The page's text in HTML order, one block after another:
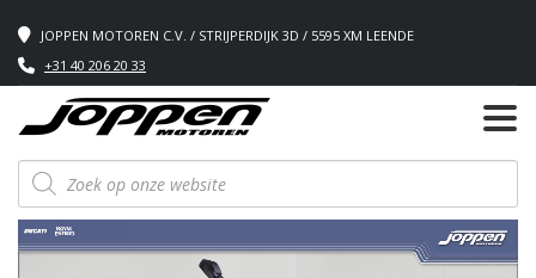
JOPPEN MOTOREN C.V. / STRIJPERDIJK 3D / 5595 XM LEENDE
+31 40 206 20 33
Producten
zoeken